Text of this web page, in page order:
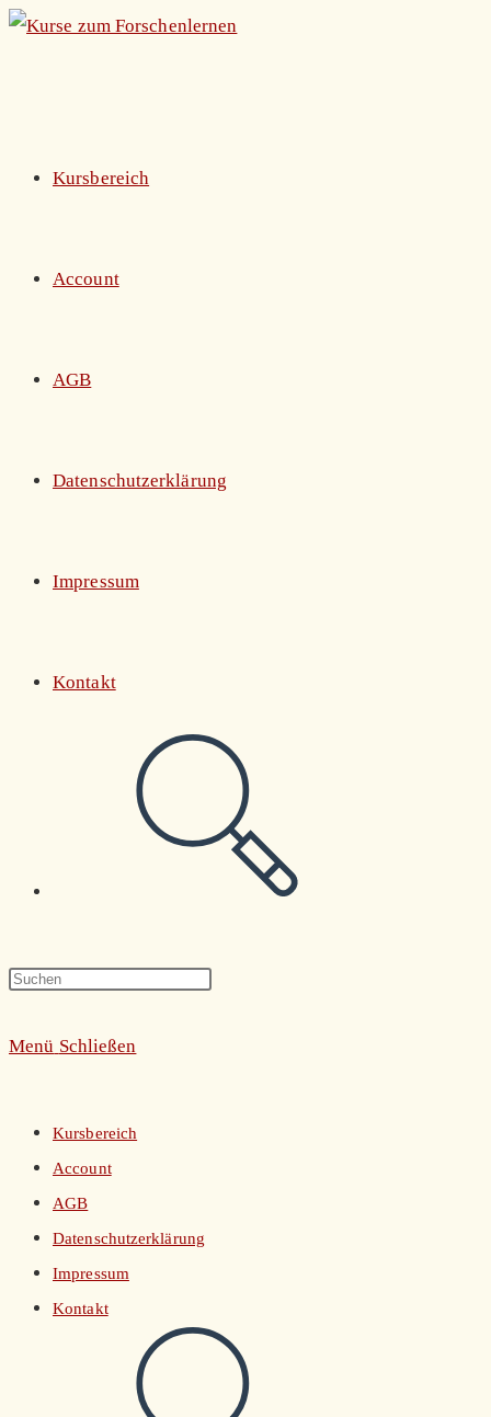
Zum
Kursbereich
Account
AGB
Datenschutzerklärung
Impressum
Kontakt
umschalten
Press
Menü Schließen
Kursbereich
Account
AGB
Datenschutzerklärung
Impressum
Kontakt